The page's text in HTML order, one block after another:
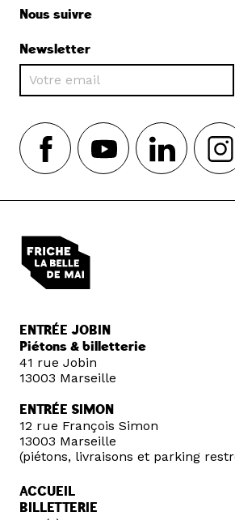
Nous suivre
Newsletter
ENTRÉE JOBIN
Piétons & billetterie
41 rue Jobin
13003 Marseille
ENTRÉE SIMON
12 rue François Simon
13003 Marseille
(piétons, livraisons et parking
ACCUEIL
BILLETTERIE